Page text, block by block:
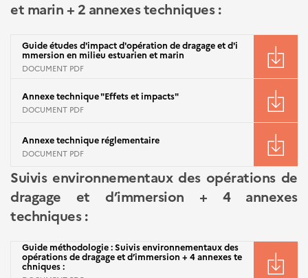
et marin + 2 annexes techniques :
Guide études d'impact d'opération de dragage et d'i
mmersion en milieu estuarien et marin
DOCUMENT PDF
Annexe technique "Effets et impacts"
DOCUMENT PDF
Annexe technique réglementaire
DOCUMENT PDF
Suivis environnementaux des opérations de
dragage et d’immersion + 4 annexes
techniques :
Guide méthodologie : Suivis environnementaux des
opérations de dragage et d’immersion + 4 annexes te
chniques :